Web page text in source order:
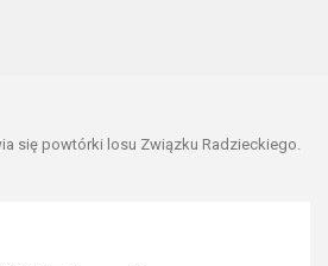
się powtórki losu Związku Radzieckiego.